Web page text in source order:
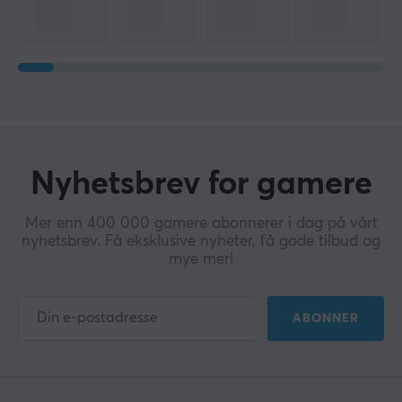
Nyhetsbrev for gamere
Mer enn 400 000 gamere abonnerer i dag på vårt
nyhetsbrev. Få eksklusive nyheter, få gode tilbud og
mye mer!
ABONNER